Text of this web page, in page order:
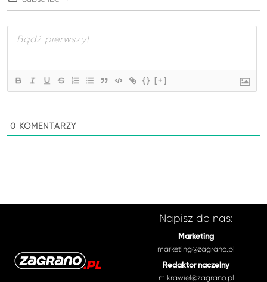
{} [+]
0 KOMENTARZY
Napisz do nas:
Marketing
marketing@zagrano.pl
Redaktor naczelny
m.krawiel@zagrano.pl